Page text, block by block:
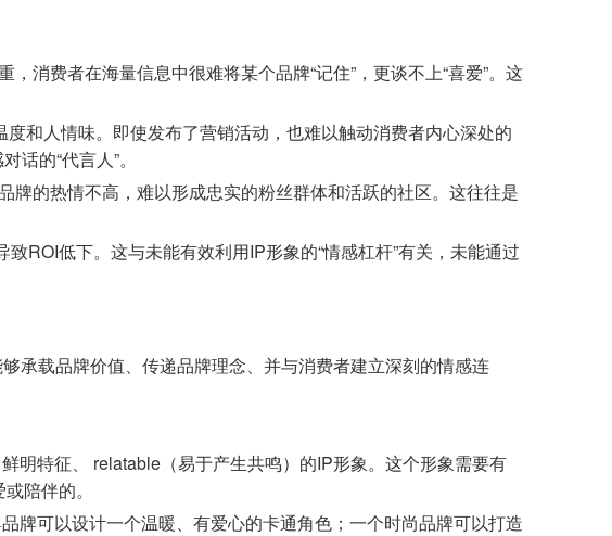
消费者在海量信息中很难将某个品牌“记住”，更谈不上“喜爱”。这
和人情味。即使发布了营销活动，也难以触动消费者内心深处的
的“代言人”。
的热情不高，难以形成忠实的粉丝群体和活跃的社区。这往往是
ROI低下。这与未能有效利用IP形象的“情感杠杆”有关，未能通过
承载品牌价值、传递品牌理念、并与消费者建立深刻的情感连
明特征、 relatable（易于产生共鸣）的IP形象。这个形象需要有
陪伴的。
牌可以设计一个温暖、有爱心的卡通角色；一个时尚品牌可以打造